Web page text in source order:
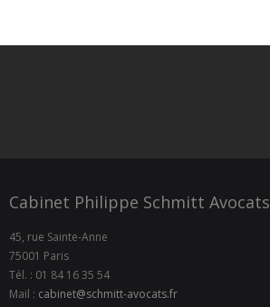
Cabinet Philippe Schmitt Avocats
45, rue Sainte-Anne
75001 Paris
Tél. : 01 84 16 35 54
Mail : cabinet@schmitt-avocats.fr